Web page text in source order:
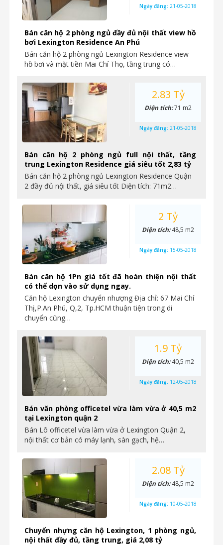
Bán căn hộ 2 phòng ngủ đầy đủ nội thất view hồ
bơi Lexington Residence An Phú
Bán căn hộ 2 phòng ngủ Lexington Residence view
hồ bơi và mặt tiền Mai Chí Thọ, tầng trung có…
Ngày đăng: 21-05-2018
Bán căn hộ 2 phòng ngủ full nội thất, tầng
trung Lexington Residence giá siêu tốt 2,83 tỷ
Bán căn hộ 2 phòng ngủ Lexington Residence Quận
2 đầy đủ nội thất, giá siêu tốt Diện tích: 71m2…
2.83 Tỷ
Diện tích:71 m2
Ngày đăng: 21-05-2018
Bán căn hộ 1Pn giá tốt đã hoàn thiện nội thất
có thể dọn vào sử dụng ngay.
Căn hộ Lexington chuyển nhượng Địa chỉ: 67 Mai Chí
Thị,P.An Phú, Q,2, Tp.HCM thuận tiện trong di
chuyển cũng…
2 Tỷ
Diện tích:48,5 m2
Ngày đăng: 15-05-2018
Bán văn phòng officetel vừa làm vừa ở 40,5 m2
tại Lexington quận 2
Bán Lô officetel vừa làm vừa ở Lexington Quận 2,
nội thất cơ bản có máy lạnh, sàn gạch, hệ…
1.9 Tỷ
Diện tích:40,5 m2
Ngày đăng: 12-05-2018
Chuyển nhựng căn hộ Lexington, 1 phòng ngủ,
nội thất đầy đủ, tầng trung, giá 2,08 tỷ
2.08 Tỷ
Diện tích:48,5 m2
Ngày đăng: 10-05-2018